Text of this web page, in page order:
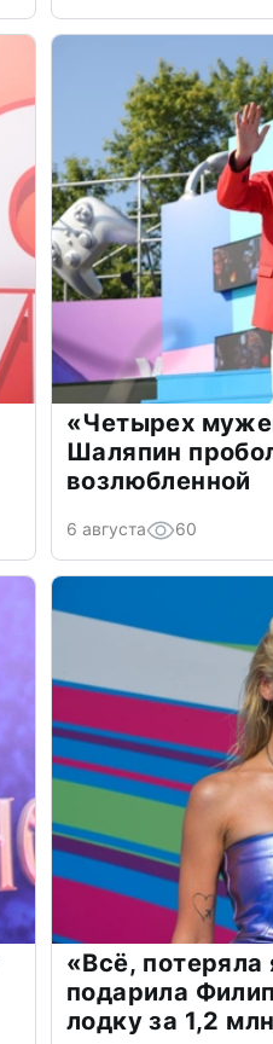
«Четырех
Шаляпин
возлюбленной
6 августа 60
«Всё,
подарила
лодку за 1,2